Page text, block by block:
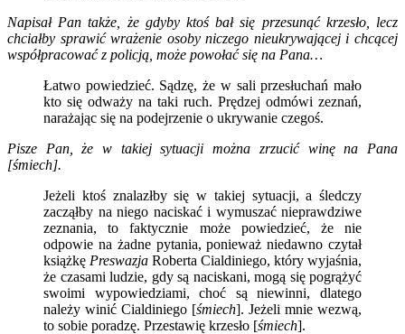
Napisał Pan także, że gdyby ktoś bał się przesunąć krzesło, lecz
chciałby sprawić wrażenie osoby niczego nieukrywającej i chcącej
współpracować z policją, może powołać się na Pana…
Łatwo powiedzieć. Sądzę, że w sali przesłuchań mało
kto się odważy na taki ruch. Prędzej odmówi zeznań,
narażając się na podejrzenie o ukrywanie czegoś.
Pisze Pan, że w takiej sytuacji można zrzucić winę na Pana
[śmiech].
Jeżeli ktoś znalazłby się w takiej sytuacji, a śledczy
zacząłby na niego naciskać i wymuszać nieprawdziwe
zeznania, to faktycznie może powiedzieć, że nie
odpowie na żadne pytania, ponieważ niedawno czytał
książkę Preswazja Roberta Cialdiniego, który wyjaśnia,
że czasami ludzie, gdy są naciskani, mogą się pogrążyć
swoimi wypowiedziami, choć są niewinni, dlatego
należy winić Cialdiniego [śmiech]. Jeżeli mnie wezwą,
to sobie poradzę. Przestawię krzesło [śmiech].